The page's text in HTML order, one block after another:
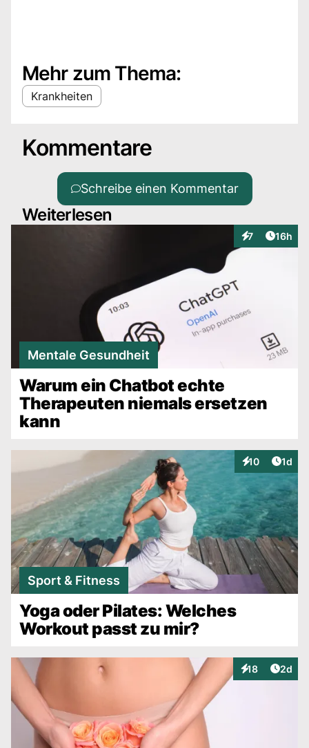
Mehr zum Thema:
Krankheiten
Kommentare
Schreibe einen Kommentar
Weiterlesen
7
Interaktionen
Artikel
16h
Mentale Gesundheit
Warum ein Chatbot echte
Therapeuten niemals ersetzen
kann
10
Interaktionen
1d
Sport & Fitness
Yoga oder Pilates: Welches
Workout passt zu mir?
18
Interaktionen
2d